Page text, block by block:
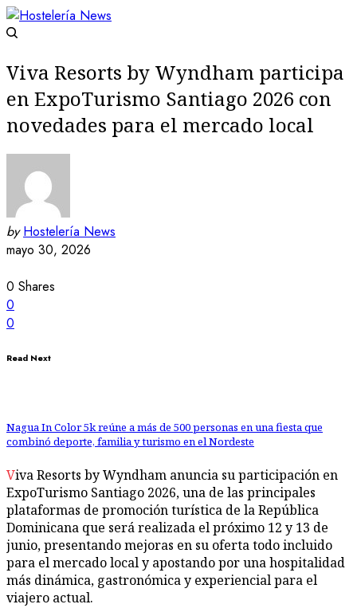
Viva Resorts by Wyndham participa
en ExpoTurismo Santiago 2026 con
novedades para el mercado local
by Hostelería News
mayo 30, 2026
0 Shares
0
0
Read Next
Nagua In Color 5k reúne a más de 500 personas en una fiesta que
combinó deporte, familia y turismo en el Nordeste
Viva Resorts by Wyndham anuncia su participación en
ExpoTurismo Santiago 2026, una de las principales
plataformas de promoción turística de la República
Dominicana que será realizada el próximo 12 y 13 de
junio, presentando mejoras en su oferta todo incluido
para el mercado local y apostando por una hospitalidad
más dinámica, gastronómica y experiencial para el
viajero actual.